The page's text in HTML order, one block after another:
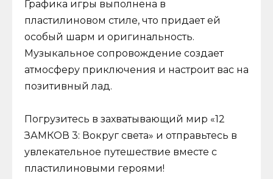
Графика игры выполнена в
пластилиновом стиле, что придает ей
особый шарм и оригинальность.
Музыкальное сопровождение создает
атмосферу приключения и настроит вас на
позитивный лад.
Погрузитесь в захватывающий мир «12
ЗАМКОВ 3: Вокруг света» и отправьтесь в
увлекательное путешествие вместе с
пластилиновыми героями!